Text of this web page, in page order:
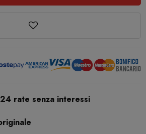
24 rate senza interessi